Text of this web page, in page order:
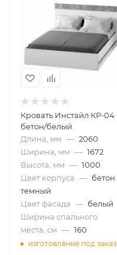
Кровать Инстайл КР-04
бетон/белый
Длина, мм — 2060
Ширина, мм — 1672
Высота, мм — 1000
Цвет корпуса — бетон
темный
Цвет фасада — белый
Ширина спального
места, см — 160
изготовление под заказ